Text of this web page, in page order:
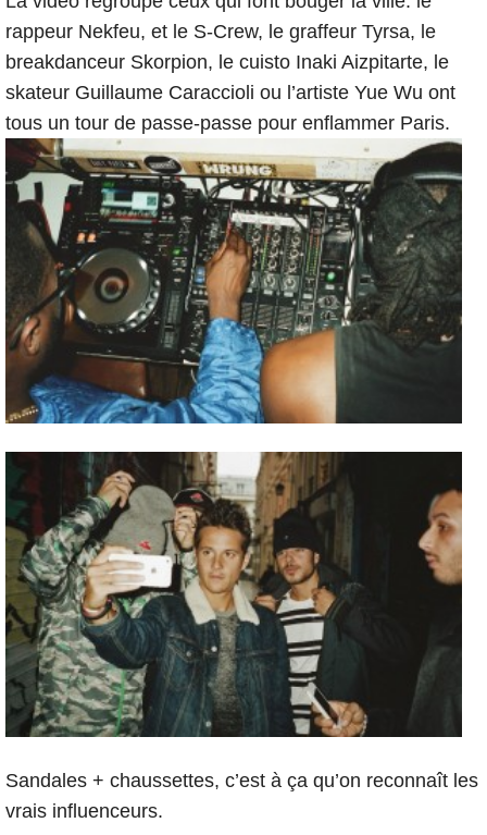
rappeur Nekfeu, et le S-Crew, le graffeur Tyrsa, le
breakdanceur Skorpion, le cuisto Inaki Aizpitarte, le
skateur Guillaume Caraccioli ou l’artiste Yue Wu ont
tous un tour de passe-passe pour enflammer Paris.
Sandales + chaussettes, c’est à ça qu’on reconnaît les
vrais influenceurs.